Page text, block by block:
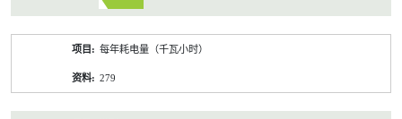
每年耗电量（千瓦小时）
279